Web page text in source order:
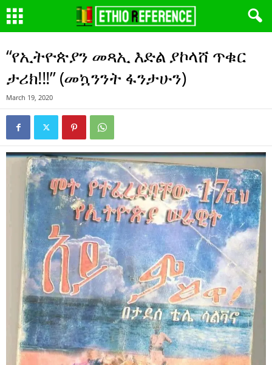
“የኢትዮጵያን መጻኢ እድል ያኮላሸ ጥቁር
ታሪክ!!!” (መኳንንት ፋንታሁን)
March 19, 2020